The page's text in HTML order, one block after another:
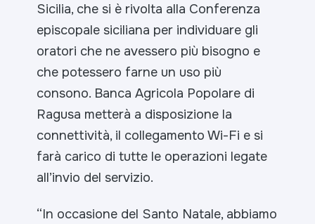
Sicilia, che si è rivolta alla Conferenza
episcopale siciliana per individuare gli
oratori che ne avessero più bisogno e
che potessero farne un uso più
consono. Banca Agricola Popolare di
Ragusa metterà a disposizione la
connettività, il collegamento Wi-Fi e si
farà carico di tutte le operazioni legate
all’invio del servizio.
“In occasione del Santo Natale, abbiamo